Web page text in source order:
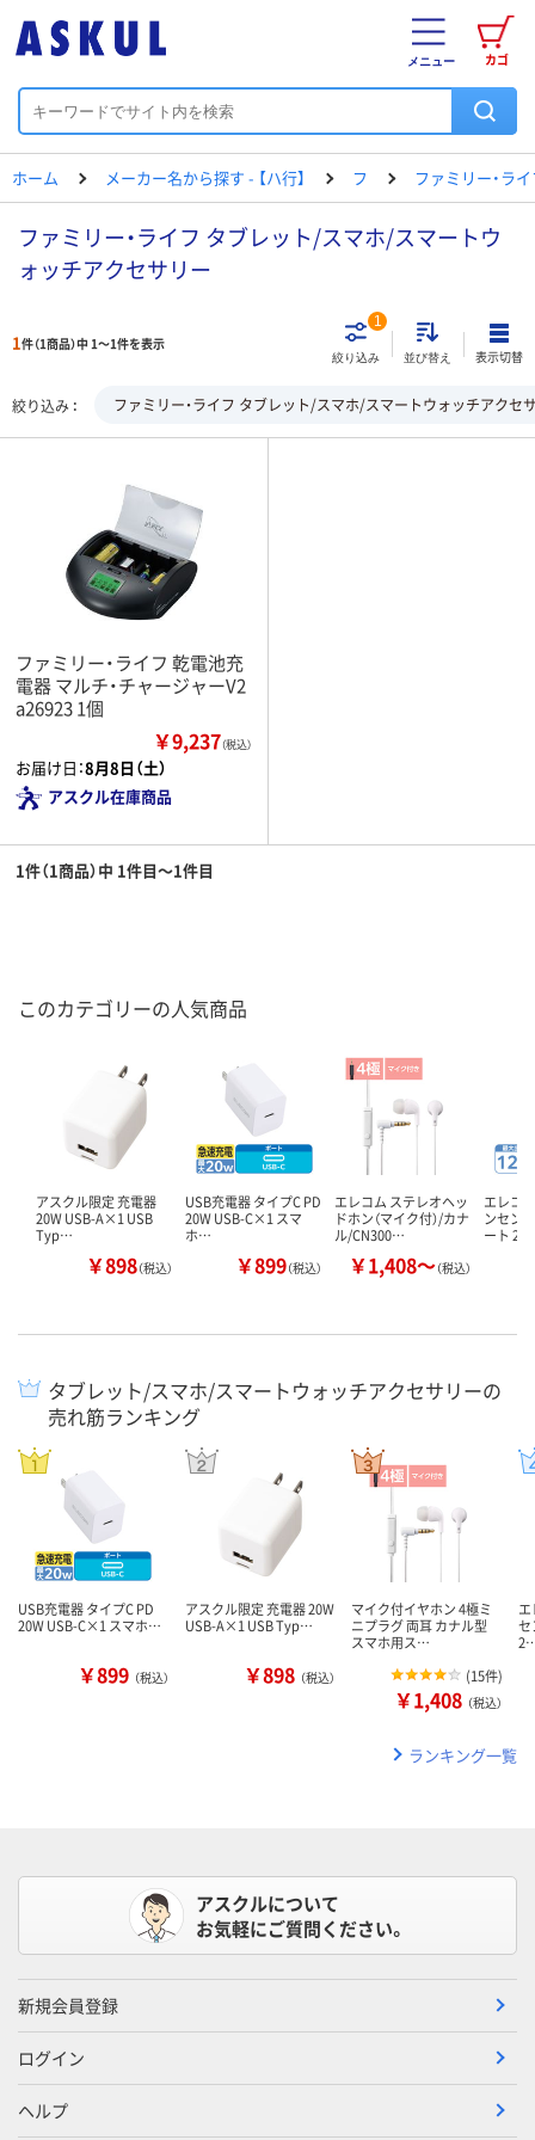
カゴ
メニュー
ホーム メーカー名から探す - 【ハ行】 フ ファミリー・ラ
ファミリー・ライフ タブレット/スマホ/スマートウ
ォッチアクセサリー
1件（1商品）中 1～1件を表示
絞り込み
1
並び替え 表示切替
絞り込み ファミリー・ライフ タブレット/スマホ/スマートウォッチアクセ
ファミリー・ライフ 乾電池充
電器 マルチ・チャージャーV2
a26923 1個
￥9,237（税込）
お届け日：8月8日（土）
アスクル在庫商品
1件（1商品）中 1件目～1件目
このカテゴリーの人気商品
アスクル限定 充電器
20W USB-A×1 USB
Typ…
￥898（税込）
USB充電器 タイプC PD
20W USB-C×1 スマ
ホ…
￥899（税込）
エレコム ステレオヘッ
ドホン（マイク付）/カナ
ル/CN300…
￥1,408～（税込）
エレコ
ンセン
ート 2…
タブレット/スマホ/スマートウォッチアクセサリーの
売れ筋ランキング
USB充電器 タイプC PD
20W USB-C×1 スマホ…
￥899 （税込）
アスクル限定 充電器 20W
USB-A×1 USB Typ…
￥898 （税込）
マイク付イヤホン 4極ミ
ニプラグ 両耳 カナル型
スマホ用ス…
(15件)
￥1,408 （税込）
セ
ランキング一覧
アスクルについて
お気軽にご質問ください。
新規会員登録
ログイン
ヘルプ